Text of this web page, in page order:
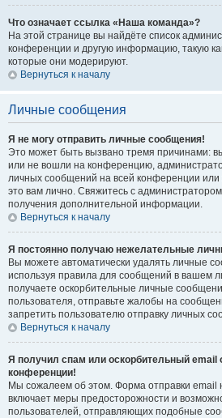
Что означает ссылка «Наша команда»?
На этой странице вы найдёте список
конференции и другую информацию, такую
которые они модерируют.
Вернуться к началу
Личные сообщения
Я не могу отправить личные сообщения!
Это может быть вызвано тремя причинами:
или не вошли на конференцию,
личных сообщений на всей конференции
это вам лично. Свяжитесь с
получения дополнительной информации.
Вернуться к началу
Я постоянно получаю нежелательные
Вы можете автоматически удалять личные
используя правила для сообщений в вашем
получаете оскорбительные личные
пользователя, отправьте жалобы на
запретить пользователю отправку личных
Вернуться к началу
Я получил спам или оскорбительный email
конференции!
Мы сожалеем об этом. Форма отправки email
включает меры предосторожности и
пользователей, отправляющих подобные